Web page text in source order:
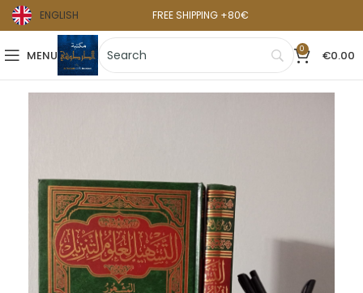
ENGLISH FREE SHIPPING +80€
MENU 0 €0.00